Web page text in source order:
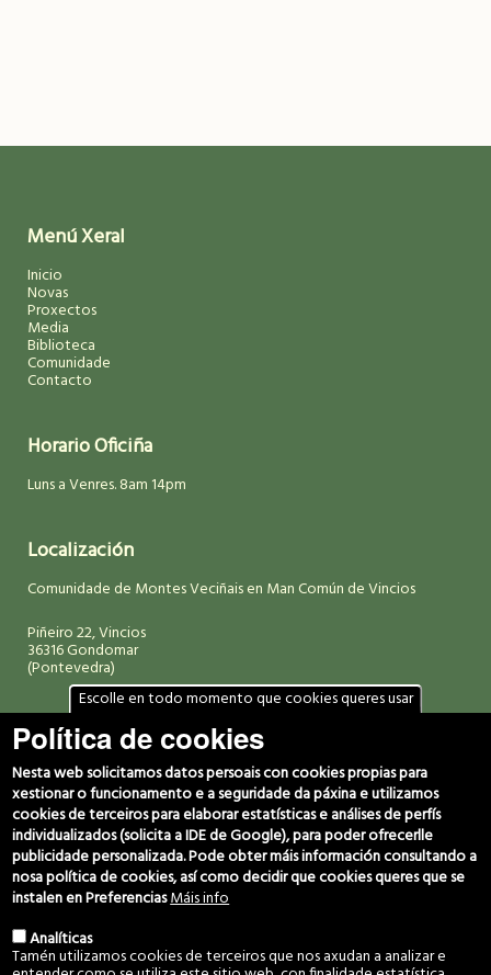
Menú Xeral
Inicio
Novas
Proxectos
Media
Biblioteca
Comunidade
Contacto
Horario Oficiña
Luns a Venres. 8am 14pm
Localización
Comunidade de Montes Veciñais en Man Común de Vincios
Piñeiro 22, Vincios
36316 Gondomar
(Pontevedra)
Datos de contacto
(+34) 986 469 692
666 029 280
607 060 949
c.montes@vincios.org
coordinador@vincios.org
Síguenos
Escolle en todo momento que cookies queres usar
Política de cookies
Nesta web solicitamos datos persoais con cookies propias para
xestionar o funcionamento e a seguridade da páxina e utilizamos
cookies de terceiros para elaborar estatísticas e análises de perfís
individualizados (solicita a IDE de Google), para poder ofrecerlle
publicidade personalizada. Pode obter máis información consultando a
nosa política de cookies, así como decidir que cookies queres que se
instalen en PreferenciasMáis info
Analíticas
Tamén utilizamos cookies de terceiros que nos axudan a analizar e